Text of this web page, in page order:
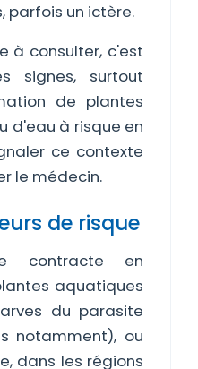
parfois un ictère.
à consulter, c'est
signes, surtout
de plantes
d'eau à risque en
ce contexte
le médecin.
de risque
contracte en
aquatiques
du parasite
notamment), ou
dans les régions